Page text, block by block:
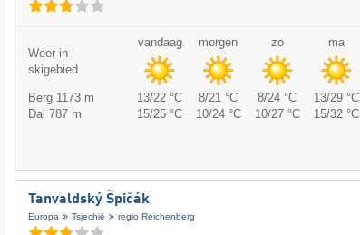
Weer in
skigebied
vandaag morgen zo ma
Berg 1173 m 13/22 °C 8/21 °C 8/24 °C 13/29 °C
Dal 787 m
15/25 °C 10/24 °C 10/27 °C 15/32 °C
Tanvaldský Špičák
Europa Tsjechië regio Reichenberg